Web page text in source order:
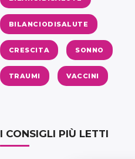
BILANCIODISALUTE
CRESCITA SONNO
TRAUMI VACCINI
I CONSIGLI PIÙ LETTI